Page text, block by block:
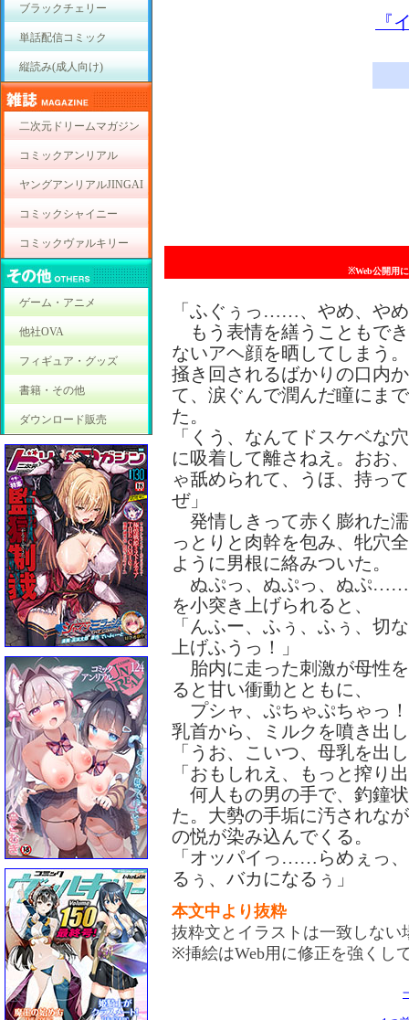
ブラックチェリー
単話配信コミック
縦読み(成人向け)
二次元ドリームマガジン
コミックアンリアル
ヤングアンリアルJINGAI
コミックシャイニー
コミックヴァルキリー
ゲーム・アニメ
他社OVA
フィギュア・グッズ
書籍・その他
ダウンロード販売
『
※Web公開用
「ふぐぅっ……、やめ、や
もう表情を繕うこともで
ないアヘ顔を晒してしまう
掻き回されるばかりの口内
て、涙ぐんで潤んだ瞳にま
た。
「くう、なんてドスケベな
に吸着して離さねえ。おお
ゃ舐められて、うほ、持っ
ぜ」
発情しきって赤く膨れた
っとりと肉幹を包み、牝穴
ように男根に絡みついた。
ぬぷっ、ぬぷっ、ぬぷ……
を小突き上げられると、
「んふー、ふぅ、ふぅ、切
上げふうっ！」
胎内に走った刺激が母性
ると甘い衝動とともに、
プシャ、ぷちゃぷちゃっ
乳首から、ミルクを噴き出
「うお、こいつ、母乳を出
「おもしれえ、もっと搾り
何人もの男の手で、釣鐘
た。大勢の手垢に汚されな
の悦が染み込んでくる。
「オッパイっ……らめぇっ
るぅ、バカになるぅ」
本文中より抜粋
抜粋文とイラストは一致しない
※挿絵はWeb用に修正を強くし